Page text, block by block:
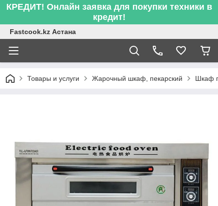
КРЕДИТ! Онлайн заявка для покупки техники в
кредит!
Fastcook.kz Астана
Товары и услуги Жарочный шкаф, пекарский Шкаф